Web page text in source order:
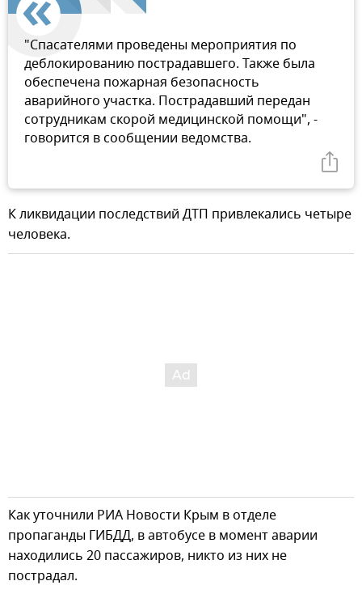
"Спасателями проведены мероприятия по
деблокированию пострадавшего. Также была
обеспечена пожарная безопасность
аварийного участка. Пострадавший передан
сотрудникам скорой медицинской помощи", -
говорится в сообщении ведомства.
К ликвидации последствий ДТП привлекались четыре
человека.
Как уточнили РИА Новости Крым в отделе
пропаганды ГИБДД, в автобусе в момент аварии
находились 20 пассажиров, никто из них не
пострадал.